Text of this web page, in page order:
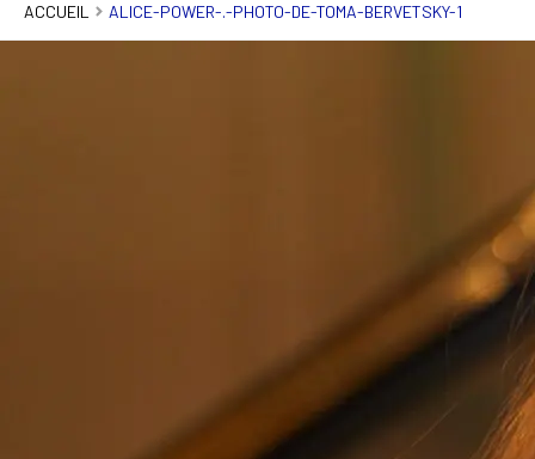
ACCUEIL ALICE-POWER-.-PHOTO-DE-TOMA-BERVETSKY-1